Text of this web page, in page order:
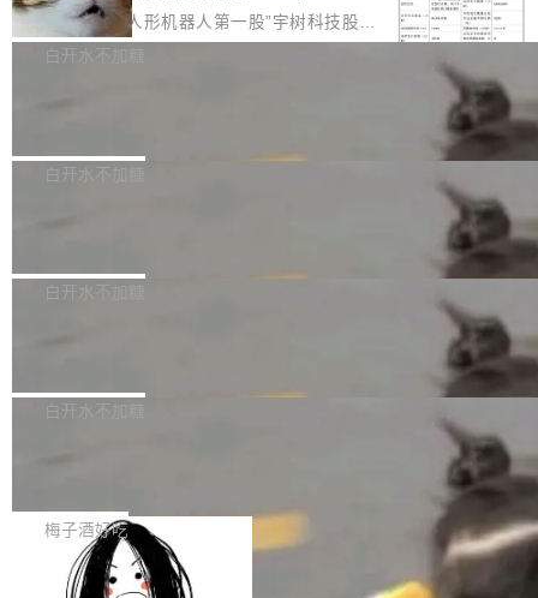
agent 有本质区别。大多数 agent harness 的设
计是基于早期模型的能力—...
细致的一份规则。 政策的核心只有一句话：LLM
可以用来分析、提炼、审阅、建议，但不能用来
不得生成涉及安全性的关键变更，除非作者本身
ek 获配 93.3 万股，锁定 36 个月
8月6日晚间，“人形机器人第一股”宇树科技股份
有限公司披露IPO发行价格及战略配售结果，杭
36个月。 公告显示，本次宇树科技战略配售对
员工参与设立的专项资产管理计划。其中，Dee
获配9...
白开水不加糖
Bug fixes and enhancements 修复多次传递同
一个回归问题，该问题导致拉取镜像时会拒绝包
题，该问题可能导致在旧版 Linux 内核...
白开水不加糖
e 孵化器项目管理委员会（IPMC）投票中获得
P）！这一里程碑不仅标志着 Fluss 迈入新的发
白开水不加糖
长期停止内容更新，未能实现其作为“AI版维基百
提交的编辑请求也长期处于待处理状态。 Groki
pedia 于去年底上线，定位为由人工智能生成内
容的百科平台，被马斯克视为传统众包百科网站
白开水不加糖
是这样的：配 MessageSource 的 Bean、写 R
eloadableResourceBundleMessageSource、
声明 LocaleResolver、注册 LocaleChangeInt
梅子酒好吃
Apache Doris 4.1 全面增强 Iceberg：